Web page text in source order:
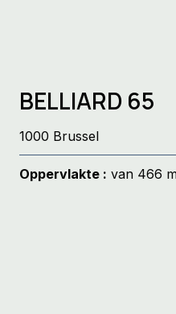
BELLIARD 65
1000 Brussel
Oppervlakte : van 466